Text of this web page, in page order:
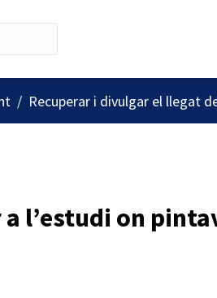
/ Recuperar i divulgar el llegat
l’estudi on